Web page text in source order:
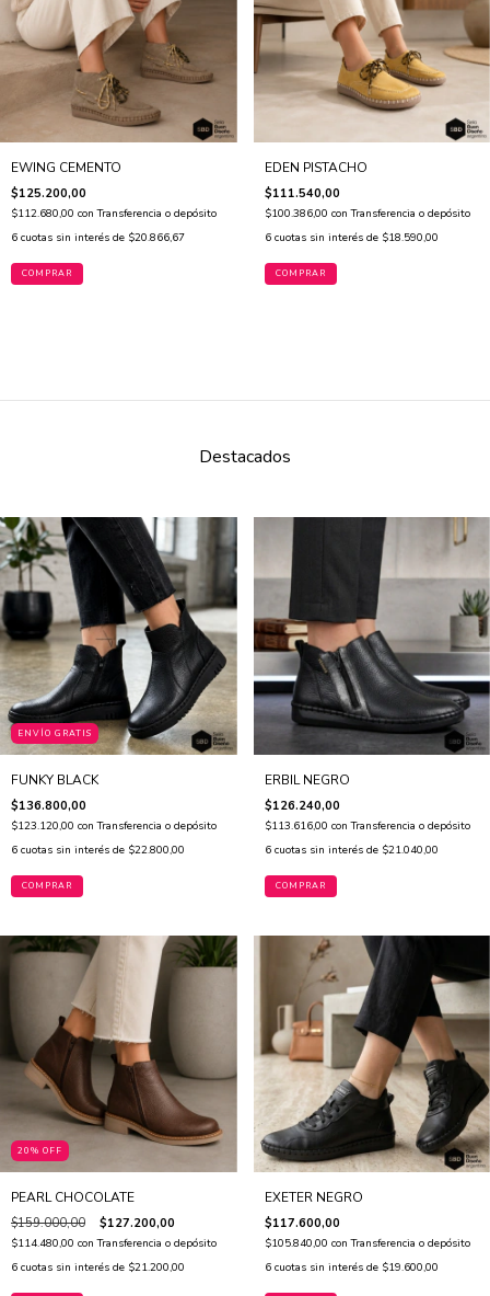
EWING CEMENTO
$125.200,00
$112.680,00 con Transferencia o depósito
6 cuotas sin interés de $20.866,67
COMPRAR
EDEN PISTACHO
$111.540,00
$100.386,00 con Transferencia o depósito
6 cuotas sin interés de $18.590,00
COMPRAR
Destacados
ENVÍO GRATIS
FUNKY BLACK
$136.800,00
$123.120,00 con Transferencia o depósito
6 cuotas sin interés de $22.800,00
COMPRAR
ERBIL NEGRO
$126.240,00
$113.616,00 con Transferencia o depósito
6 cuotas sin interés de $21.040,00
COMPRAR
20% OFF
PEARL CHOCOLATE
$159.000,00 $127.200,00
$114.480,00 con Transferencia o depósito
6 cuotas sin interés de $21.200,00
EXETER NEGRO
$117.600,00
$105.840,00 con Transferencia o depósito
6 cuotas sin interés de $19.600,00